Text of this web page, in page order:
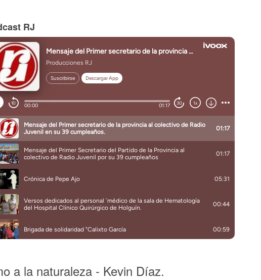
RJ
a la naturaleza - Kevin Díaz.